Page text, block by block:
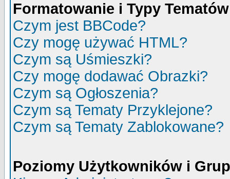
Formatowanie i Typy Tematów
Czym jest BBCode?
Czy mogę używać HTML?
Czym są Uśmieszki?
Czy mogę dodawać Obrazki?
Czym są Ogłoszenia?
Czym są Tematy Przyklejone?
Czym są Tematy Zablokowane?
Poziomy Użytkowników i